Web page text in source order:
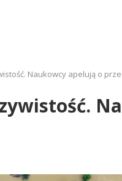
Naukowcy apelują o